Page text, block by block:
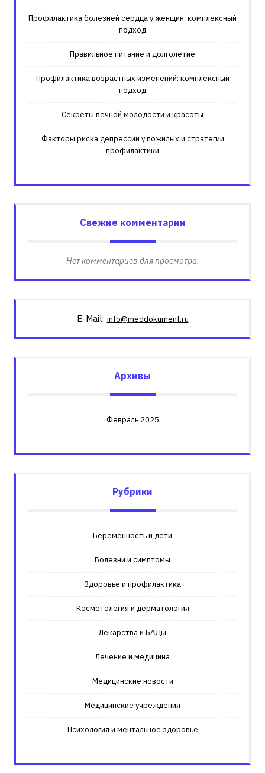
Профилактика болезней сердца у женщин: комплексный
подход
Правильное питание и долголетие
Профилактика возрастных изменений: комплексный
подход
Секреты вечной молодости и красоты
Факторы риска депрессии у пожилых и стратегии
профилактики
Свежие комментарии
Нет комментариев для просмотра.
E-Mail: info@meddokument.ru
Архивы
Февраль 2025
Рубрики
Беременность и дети
Болезни и симптомы
Здоровье и профилактика
Косметология и дерматология
Лекарства и БАДы
Лечение и медицина
Медицинские новости
Медицинские учреждения
Психология и ментальное здоровье